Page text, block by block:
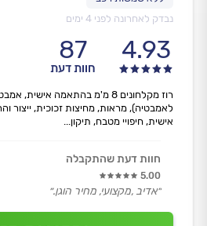
נבדק לאחרונה לפני 4 ימים
4.93
87
חוות דעת
רוז מקלחונים 8 מ'מ בהתאמה
לאמבטיה), מראות, מחיצות זכוכית, ייצור
אישית, חיפויי מטבח, תיקון...
חוות דעת שהתקבלה
5.00
״אדיב ,מקצועי, מחיר הוגן.״